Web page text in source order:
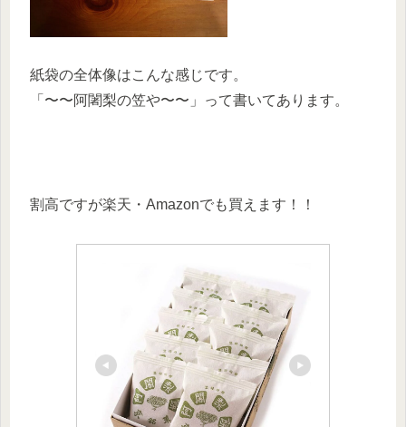
紙袋の全体像はこんな感じです。
「〜〜阿闍梨の笠や〜〜」って書いてあります。
割高ですが楽天・Amazonでも買えます！！